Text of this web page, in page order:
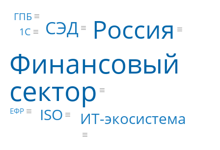
Финансовый
сектор
Россия
СЭД
ISO ИТ-экосистема
1С
ГПБ
ЕФР